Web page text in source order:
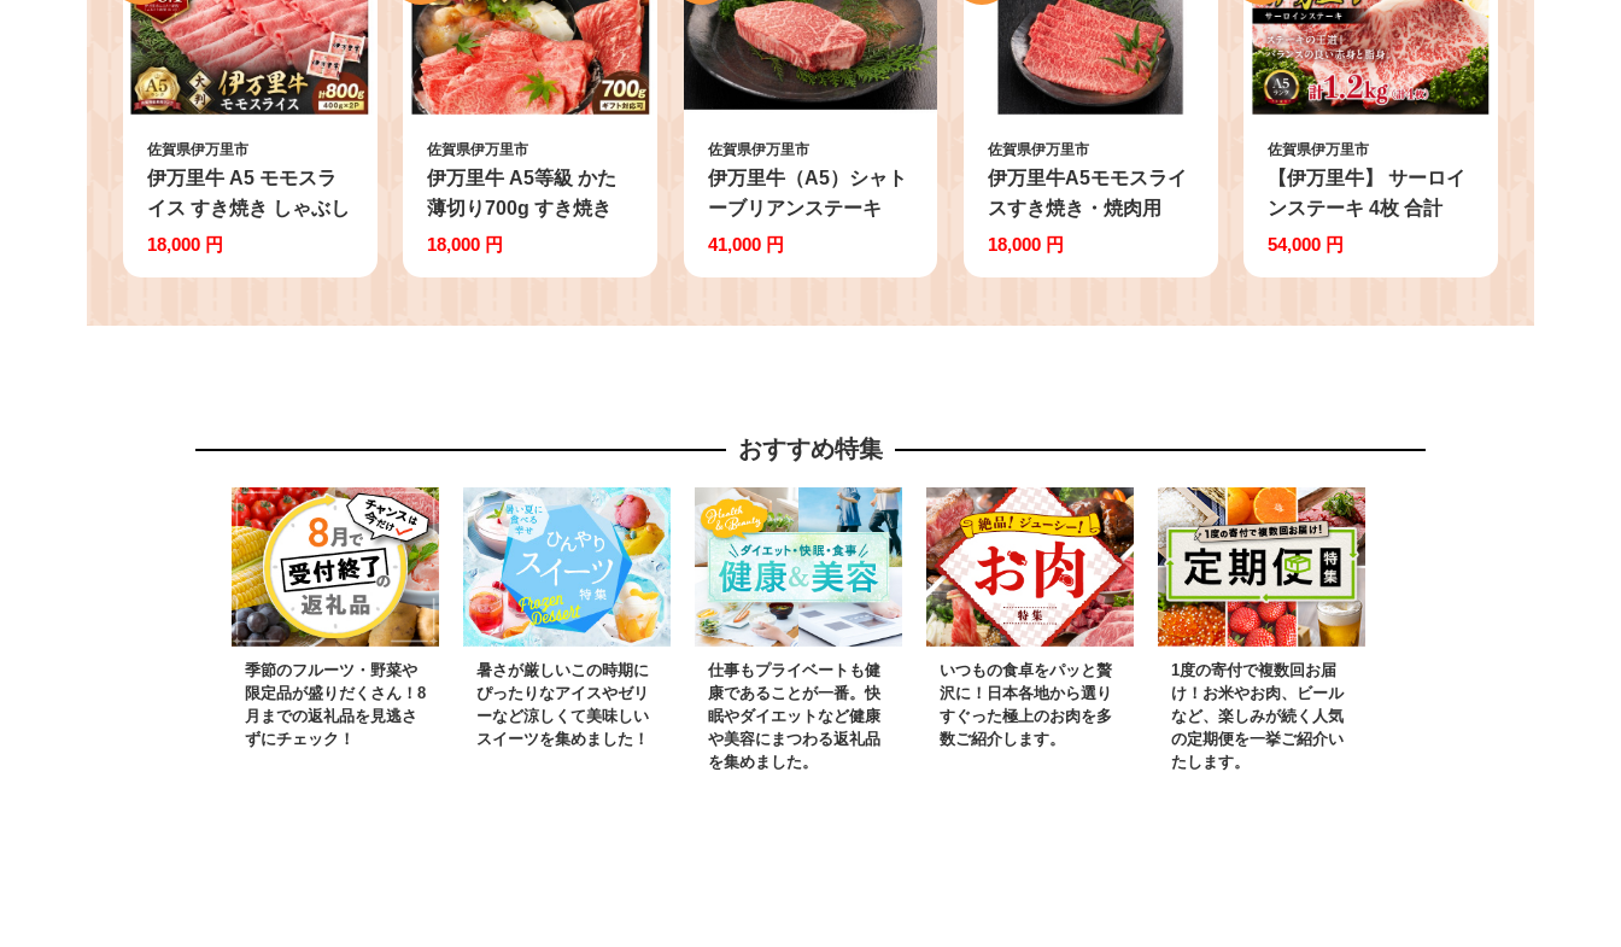
佐賀県伊万里市
伊万里牛 A5 モモスラ
イス すき焼き しゃぶし
ゃぶ 焼肉用 800g 001-
け A5ランク すきやき
18,000 円
佐賀県伊万里市
伊万里牛 A5等級 かた
薄切り700g すき焼き
焼肉 しゃぶしゃぶ 006-
スライス】
18,000 円
佐賀県伊万里市
伊万里牛（A5）シャト
ーブリアンステーキ
200ｇ×2枚 193-J1604
41,000 円
佐賀県伊万里市
伊万里牛A5モモスライ
スすき焼き・焼肉用
500ｇ×2パック 193-
18,000 円
佐賀県伊万里市
【伊万里牛】 サーロイ
ンステーキ 4枚 合計
1.2kg 001-J493
54,000 円
おすすめ特集
季節のフルーツ・野菜や
限定品が盛りだくさん！8
月までの返礼品を見逃さ
ずにチェック！
暑さが厳しいこの時期に
ぴったりなアイスやゼリ
ーなど涼しくて美味しい
スイーツを集めました！
仕事もプライベートも健
康であることが一番。快
眠やダイエットなど健康
や美容にまつわる返礼品
を集めました。
いつもの食卓をパッと贅
沢に！日本各地から選り
すぐった極上のお肉を多
数ご紹介します。
1度の寄付で複数回お届
け！お米やお肉、ビール
など、楽しみが続く人気
の定期便を一挙ご紹介い
たします。